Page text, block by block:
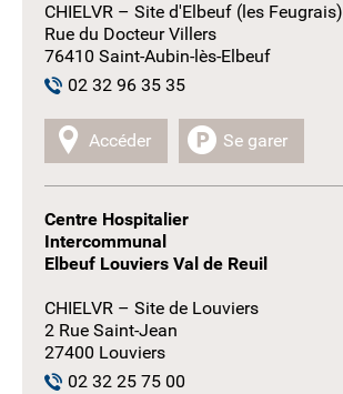
CHIELVR – Site d'Elbeuf (les Feugrais)
Rue du Docteur Villers
76410 Saint-Aubin-lès-Elbeuf
02 32 96 35 35
Accéder Se garer
Centre Hospitalier
Intercommunal
Elbeuf Louviers Val de Reuil
CHIELVR – Site de Louviers
2 Rue Saint-Jean
27400 Louviers
02 32 25 75 00